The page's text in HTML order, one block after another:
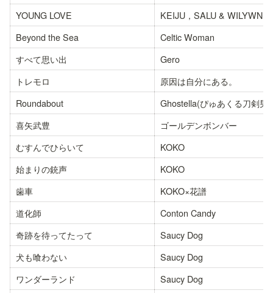
YOUNG LOVE
KEIJU，SALU &
Beyond the Sea
Celtic Woman
すべて思い出
Gero
トレモロ
原因は自分にある。
Roundabout
Ghostella(ぴゅあくる刀剣男
喜矢武豊
ゴールデンボンバー
むすんでひらいて
KOKO
始まりの銃声
KOKO
歯車
KOKO×花譜
道化師
Conton Candy
奇跡を待ってたって
Saucy Dog
犬も喰わない
Saucy Dog
ワンダーランド
Saucy Dog